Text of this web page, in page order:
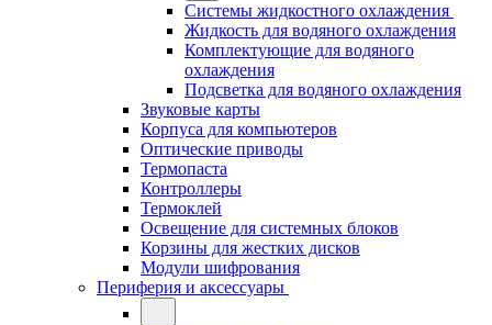
Системы жидкостного охлаждения
Жидкость для водяного охлаждения
Комплектующие для водяного
охлаждения
Подсветка для водяного охлаждения
Звуковые карты
Корпуса для компьютеров
Оптические приводы
Термопаста
Контроллеры
Термоклей
Освещение для системных блоков
Корзины для жестких дисков
Модули шифрования
Периферия и аксессуары